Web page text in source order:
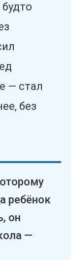
— стал
без
ребёнок
он
—